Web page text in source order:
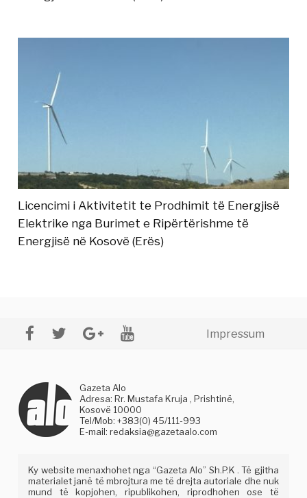
Licencimi i Aktivitetit te Prodhimit të Energjisë
Elektrike nga Burimet e Ripërtërishme të
Energjisë në Kosovë (Erës)
Impressum
Gazeta Alo
Adresa: Rr. Mustafa Kruja , Prishtinë,
Kosovë 10000
Tel/Mob: +383(0) 45/111-993
E-mail:redaksia@gazetaalo.com
Ky website menaxhohet nga “Gazeta Alo” Sh.P.K . Të gjitha
materialet janë të mbrojtura me të drejta autoriale dhe nuk
mund të kopjohen, ripublikohen, riprodhohen ose të